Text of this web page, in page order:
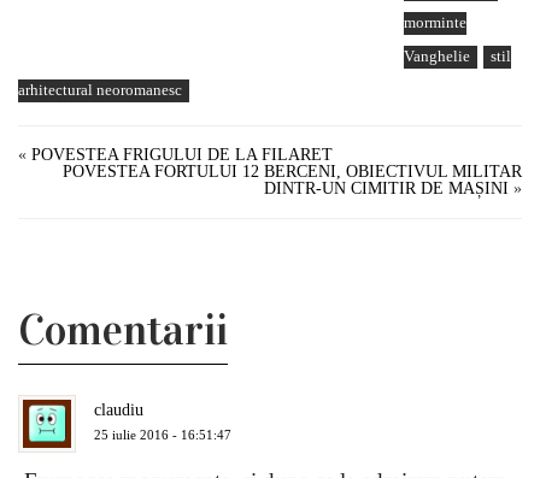
morminte
Vanghelie
stil
arhitectural neoromanesc
« POVESTEA FRIGULUI DE LA FILARET
POVESTEA FORTULUI 12 BERCENI, OBIECTIVUL MILITAR
DINTR-UN CIMITIR DE MAȘINI »
Comentarii
claudiu
25 iulie 2016 - 16:51:47